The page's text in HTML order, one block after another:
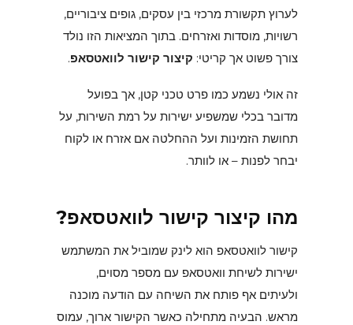
לערוץ תקשורת מרכזי בין עסקים, גופים ציבוריים,
רשויות, מוסדות ואזרחים. בתוך המציאות הזו נולד
צורך פשוט אך קריטי: קיצור קישור לוואטסאפ.
זה אולי נשמע כמו פרט טכני קטן, אך בפועל
מדובר בכלי שמשפיע ישירות על רמת השירות, על
תחושת הזמינות ועל ההחלטה אם אזרח או לקוח
יבחר לפנות – או לוותר.
מהו קיצור קישור לוואטסאפ?
קישור לוואטסאפ הוא לינק שמוביל את המשתמש
ישירות לשיחת וואטסאפ עם מספר מסוים,
ולעיתים אף פותח את השיחה עם הודעה מוכנה
מראש. הבעיה מתחילה כאשר הקישור ארוך, עמוס